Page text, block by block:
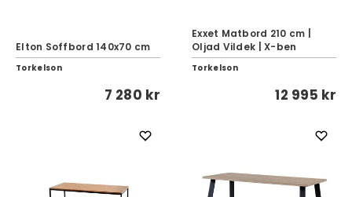
Elton Soffbord 140x70 cm
Torkelson
7 280 kr
Exxet Matbord 210 cm |
Oljad Vildek | X-ben
Torkelson
12 995 kr